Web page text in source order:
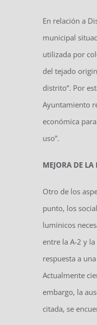
En relación a
municipal
utilizada por
del tejado
distrito”. Por
Ayuntamiento
económica
uso”.
MEJORA DE
Otro de los
punto, los
lumínicos
entre la A-2 y
respuesta a
Actualmente
embargo, la
citada, se